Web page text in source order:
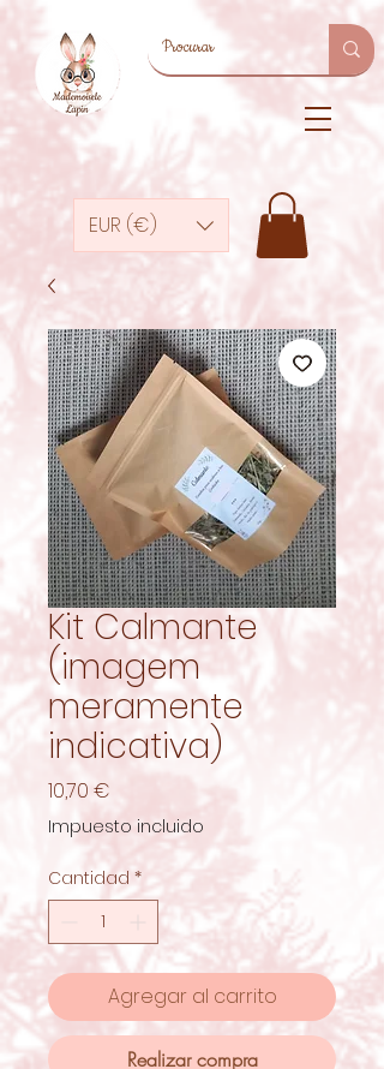
EUR (€)
Kit Calmante
(imagem
meramente
indicativa)
10,70 €
Impuesto incluido
Cantidad *
Agregar al carrito
Realizar compra